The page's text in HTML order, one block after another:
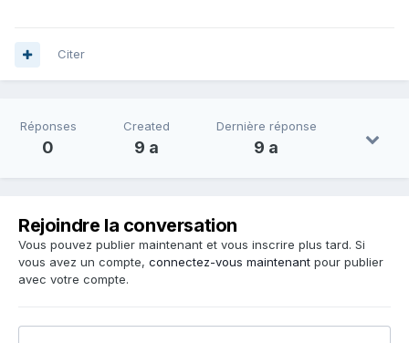
Citer
Réponses
0
Created
9 a
Dernière réponse
9 a
Rejoindre la conversation
Vous pouvez publier maintenant et vous inscrire plus tard. Si
vous avez un compte, connectez-vous maintenant pour publier
avec votre compte.